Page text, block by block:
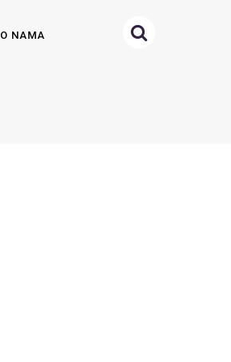
O NAMA